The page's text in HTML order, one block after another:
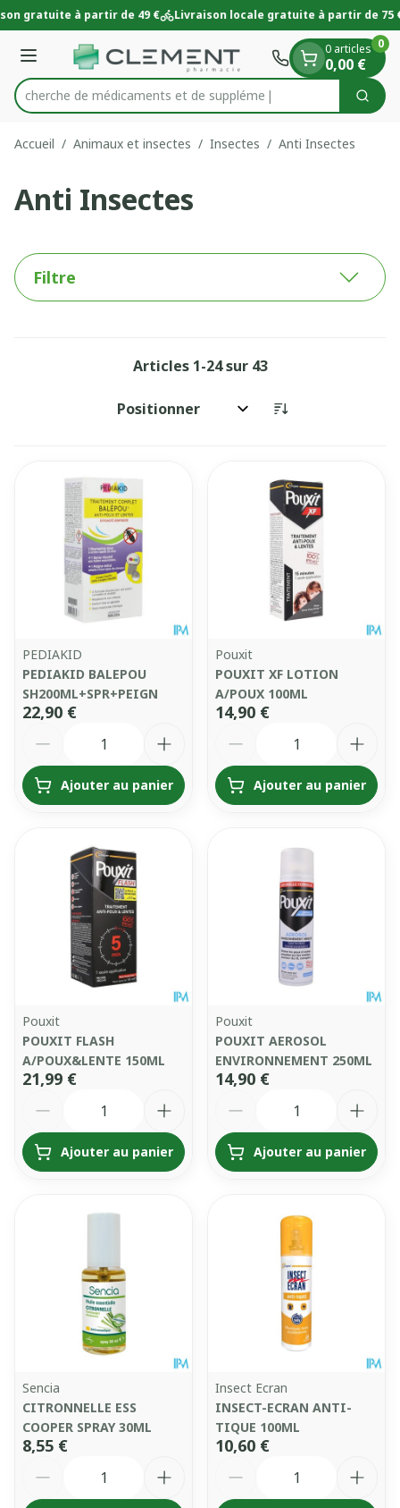
Aller au contenu
1 de 1
gratuite à partir de 49 € Livraison locale gratuite à partir de 75 €
Menu
Rechercher
Recherche de médicame
0 articles
0,00 €
0
Accueil / Animaux et insectes / Insectes / Anti Insectes
Anti Insectes
Filtre
Articles 1-24sur 43
Trier par:
PEDIAKID
PEDIAKID BALEPOU
SH200ML+SPR+PEIGN
22,90 €
Ajouter au panier
Pouxit
POUXIT XF LOTION
A/POUX 100ML
14,90 €
Ajouter au panier
Pouxit
POUXIT FLASH
A/POUX&LENTE 150ML
21,99 €
Ajouter au panier
Pouxit
POUXIT AEROSOL
ENVIRONNEMENT 250ML
14,90 €
Ajouter au panier
Sencia
CITRONNELLE ESS
COOPER SPRAY 30ML
8,55 €
Insect Ecran
INSECT-ECRAN ANTI-
TIQUE 100ML
10,60 €